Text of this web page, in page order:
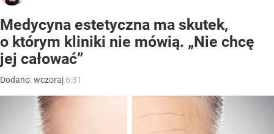
Medycyna estetyczna ma skutek,
o którym kliniki nie mówią. „Nie chcę
jej całować”
Dodano:wczoraj 6:31